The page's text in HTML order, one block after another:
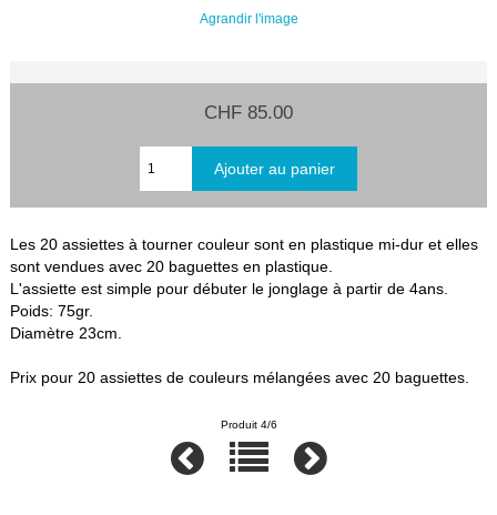
Agrandir l'image
CHF 85.00
Les 20 assiettes à tourner couleur sont en plastique mi-dur et elles
sont vendues avec 20 baguettes en plastique.
L'assiette est simple pour débuter le jonglage à partir de 4ans.
Poids: 75gr.
Diamètre 23cm.
Prix pour 20 assiettes de couleurs mélangées avec 20 baguettes.
Produit 4/6